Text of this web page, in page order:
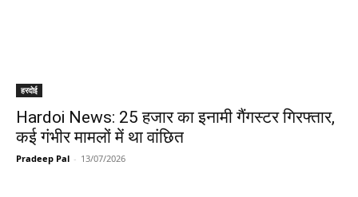
हरदोई
Hardoi News: 25 हजार का इनामी गैंगस्टर गिरफ्तार,
कई गंभीर मामलों में था वांछित
Pradeep Pal - 13/07/2026